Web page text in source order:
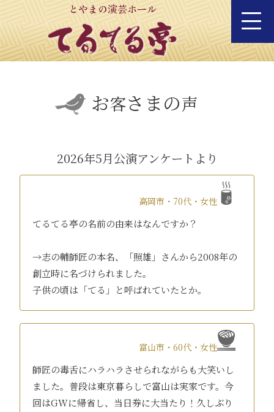
とやまの演芸ホール
お客さまの声
2026年5月公演アンケートより
高岡市・70代・女性
てるてる亭の名前の由来はなんですか？
→志の輔師匠の本名、「照雄」さんから2008年の
創立時に名づけられました。
子供の頃は「てる」と呼ばれていたとか。
富山市・60代・女性
師匠の毒舌にハラハラさせられながらも大笑いし
ました。普段は東京暮らしで富山は実家です。今
回はGWに帰省し、当日券に大当たり！久しぶり